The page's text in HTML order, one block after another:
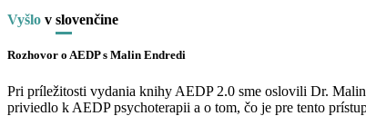
Vyšlo v slovenčine
Rozhovor o AEDP s Malin Endredi
Pri príležitosti vydania knihy AEDP 2.0 sme oslovili Dr.
priviedlo k AEDP psychoterapii a o tom, čo je pre tento